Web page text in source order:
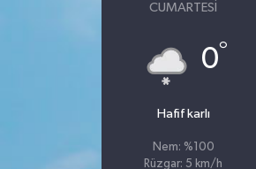
CUMARTESI
0°
Hafif karlı
Nem: %100
Rüzgar: 5 km/h